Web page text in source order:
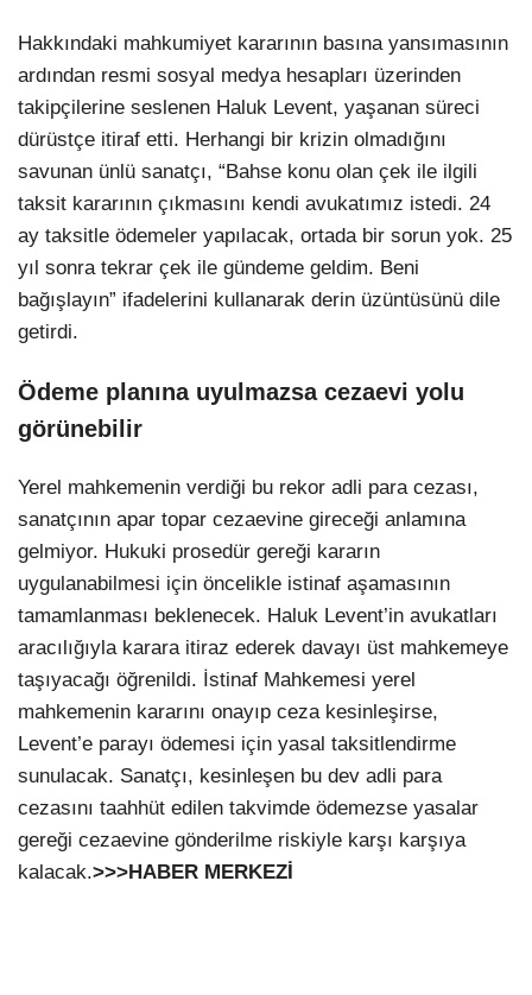
Hakkındaki mahkumiyet kararının basına yansımasının
ardından resmi sosyal medya hesapları üzerinden
takipçilerine seslenen Haluk Levent, yaşanan süreci
dürüstçe itiraf etti. Herhangi bir krizin olmadığını
savunan ünlü sanatçı, “Bahse konu olan çek ile ilgili
taksit kararının çıkmasını kendi avukatımız istedi. 24
ay taksitle ödemeler yapılacak, ortada bir sorun yok. 25
yıl sonra tekrar çek ile gündeme geldim. Beni
bağışlayın” ifadelerini kullanarak derin üzüntüsünü dile
getirdi.
Ödeme planına uyulmazsa cezaevi yolu
görünebilir
Yerel mahkemenin verdiği bu rekor adli para cezası,
sanatçının apar topar cezaevine gireceği anlamına
gelmiyor. Hukuki prosedür gereği kararın
uygulanabilmesi için öncelikle istinaf aşamasının
tamamlanması beklenecek. Haluk Levent’in avukatları
aracılığıyla karara itiraz ederek davayı üst mahkemeye
taşıyacağı öğrenildi. İstinaf Mahkemesi yerel
mahkemenin kararını onayıp ceza kesinleşirse,
Levent’e parayı ödemesi için yasal taksitlendirme
sunulacak. Sanatçı, kesinleşen bu dev adli para
cezasını taahhüt edilen takvimde ödemezse yasalar
gereği cezaevine gönderilme riskiyle karşı karşıya
kalacak.>>>HABER MERKEZİ